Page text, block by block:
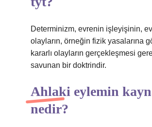
Determinizm, evrenin işleyişinin,
olayların, örneğin fizik yasalarına
kararlı olayların gerçekleşmesi
savunan bir doktrindir.
Ahlaki eylemin
nedir?